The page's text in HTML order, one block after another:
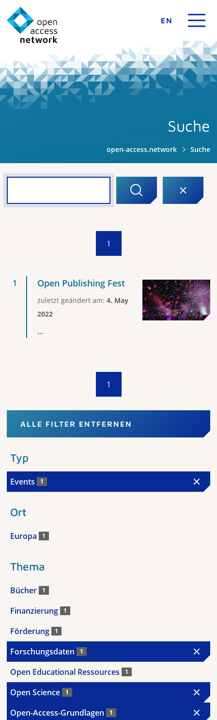
EN
Suche
open-access.network Suche
1
Open Publishing Fest
zuletzt geändert am: 4. May
2022
...
1
ALLE FILTER ENTFERNEN
Typ
Events 1
Ort
Europa 1
Thema
Bücher 1
Finanzierung 1
Förderung 1
Forschungsdaten 1
Open Educational Ressources 1
Open Science 1
Open-Access-Grundlagen 1